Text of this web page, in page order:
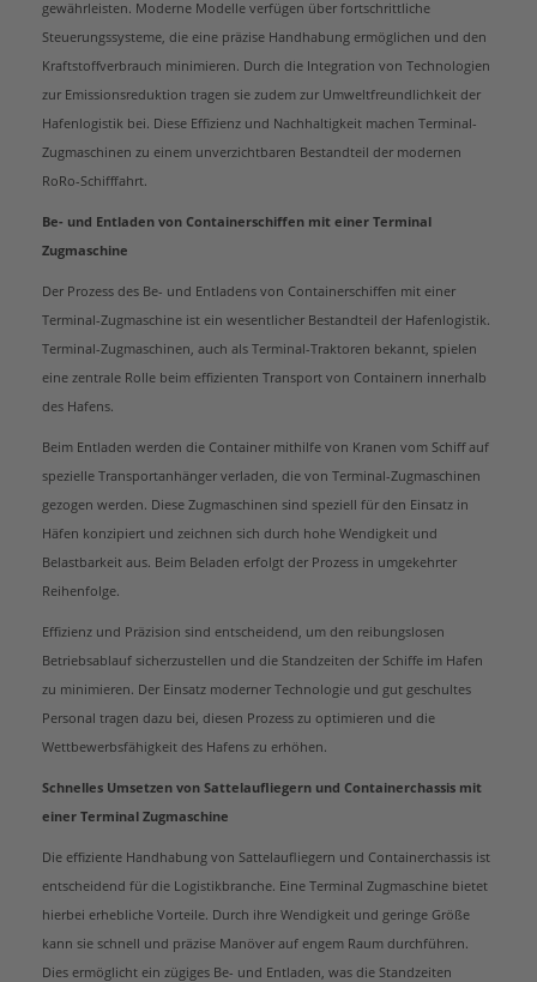
gewährleisten. Moderne Modelle verfügen über fortschrittliche
Steuerungssysteme, die eine präzise Handhabung ermöglichen und den
Kraftstoffverbrauch minimieren. Durch die Integration von Technologien
zur Emissionsreduktion tragen sie zudem zur Umweltfreundlichkeit der
Hafenlogistik bei. Diese Effizienz und Nachhaltigkeit machen Terminal-
Zugmaschinen zu einem unverzichtbaren Bestandteil der modernen
RoRo-Schifffahrt.
Be- und Entladen von Containerschiffen mit einer Terminal
Zugmaschine
Der Prozess des Be- und Entladens von Containerschiffen mit einer
Terminal-Zugmaschine ist ein wesentlicher Bestandteil der Hafenlogistik.
Terminal-Zugmaschinen, auch als Terminal-Traktoren bekannt, spielen
eine zentrale Rolle beim effizienten Transport von Containern innerhalb
des Hafens.
Beim Entladen werden die Container mithilfe von Kranen vom Schiff auf
spezielle Transportanhänger verladen, die von Terminal-Zugmaschinen
gezogen werden. Diese Zugmaschinen sind speziell für den Einsatz in
Häfen konzipiert und zeichnen sich durch hohe Wendigkeit und
Belastbarkeit aus. Beim Beladen erfolgt der Prozess in umgekehrter
Reihenfolge.
Effizienz und Präzision sind entscheidend, um den reibungslosen
Betriebsablauf sicherzustellen und die Standzeiten der Schiffe im Hafen
zu minimieren. Der Einsatz moderner Technologie und gut geschultes
Personal tragen dazu bei, diesen Prozess zu optimieren und die
Wettbewerbsfähigkeit des Hafens zu erhöhen.
Schnelles Umsetzen von Sattelaufliegern und Containerchassis mit
einer Terminal Zugmaschine
Die effiziente Handhabung von Sattelaufliegern und Containerchassis ist
entscheidend für die Logistikbranche. Eine Terminal Zugmaschine bietet
hierbei erhebliche Vorteile. Durch ihre Wendigkeit und geringe Größe
kann sie schnell und präzise Manöver auf engem Raum durchführen.
Dies ermöglicht ein zügiges Be- und Entladen, was die Standzeiten